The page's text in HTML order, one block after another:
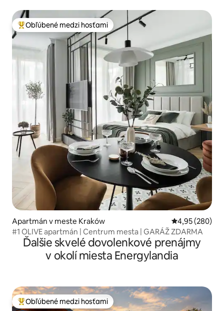
Najobľúbenejšie medzi hosťami
Obľúbené medzi hosťami
Apartmán v meste Kraków Priemerné
4,95 (280)
#1 OLIVE apartmán | Centrum mesta | GARÁŽ ZDARMA
Ďalšie skvelé dovolenkové prenájmy
v okolí miesta Energylandia
Najobľúbenejšie medzi hosťami
Obľúbené medzi hosťami